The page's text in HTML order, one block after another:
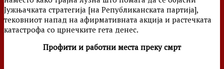
Јужњачката стратегија [на Републиканската партија],
тековниот напад на афирмативната акција и растечката
катастрофа со црнечките гета денес.
Профити и работни места преку смрт